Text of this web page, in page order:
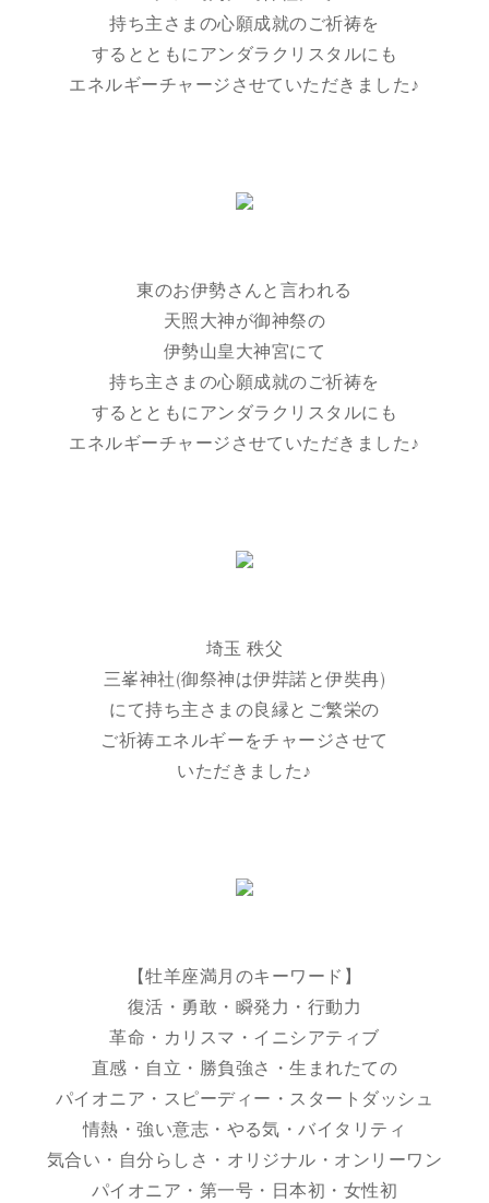
持ち主さまの心願成就のご祈祷を
するとともにアンダラクリスタルにも
エネルギーチャージさせていただきました♪
東のお伊勢さんと言われる
天照大神が御神祭の
伊勢山皇大神宮にて
持ち主さまの心願成就のご祈祷を
するとともにアンダラクリスタルにも
エネルギーチャージさせていただきました♪
埼玉 秩父
三峯神社(御祭神は伊弉諾と伊奘冉)
にて持ち主さまの良縁とご繁栄の
ご祈祷エネルギーをチャージさせて
いただきました♪
【牡羊座満月のキーワード】
復活・勇敢・瞬発力・行動力
革命・カリスマ・イニシアティブ
直感・自立・勝負強さ・生まれたての
パイオニア・スピーディー・スタートダッシュ
情熱・強い意志・やる気・バイタリティ
気合い・自分らしさ・オリジナル・オンリーワン
パイオニア・第一号・日本初・女性初